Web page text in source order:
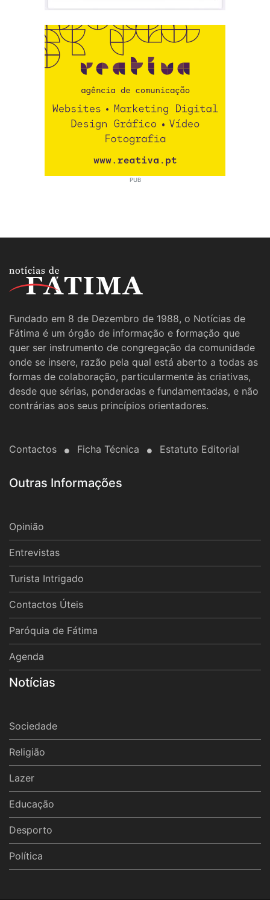
PUB
Fundado em 8 de Dezembro de 1988, o Notícias de
Fátima é um órgão de informação e formação que
quer ser instrumento de congregação da comunidade
onde se insere, razão pela qual está aberto a todas as
formas de colaboração, particularmente às criativas,
desde que sérias, ponderadas e fundamentadas, e não
contrárias aos seus princípios orientadores.
Contactos Ficha Técnica Estatuto Editorial
Outras Informações
Opinião
Entrevistas
Turista Intrigado
Contactos Úteis
Paróquia de Fátima
Agenda
Notícias
Sociedade
Religião
Lazer
Educação
Desporto
Política